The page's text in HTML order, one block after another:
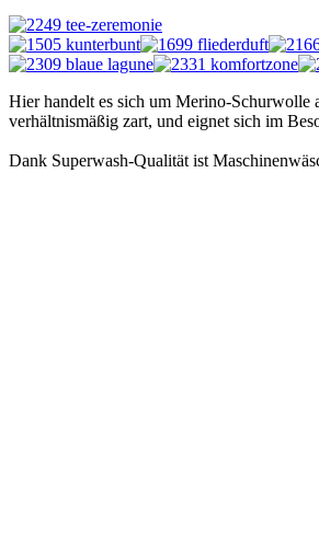
Hier handelt es sich um Merino-Schurwolle
verhältnismäßig zart, und eignet sich im
Dank Superwash-Qualität ist